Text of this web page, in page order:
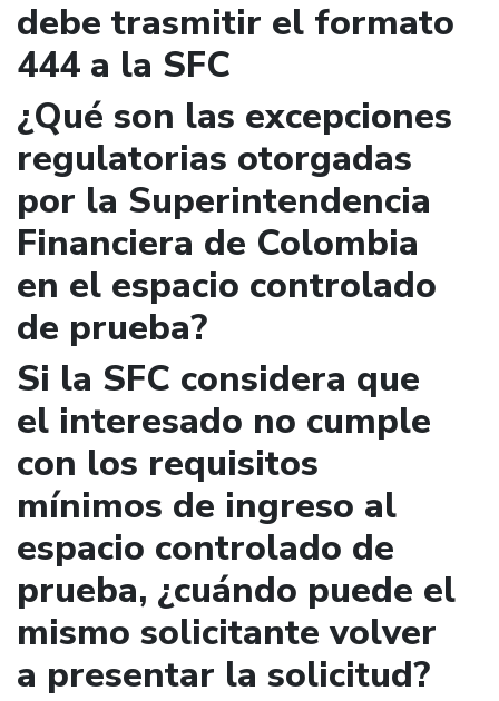
debe trasmitir el formato
444 a la SFC
¿Qué son las excepciones
regulatorias otorgadas
por la Superintendencia
Financiera de Colombia
en el espacio controlado
de prueba?
Si la SFC considera que
el interesado no cumple
con los requisitos
mínimos de ingreso al
espacio controlado de
prueba, ¿cuándo puede el
mismo solicitante volver
a presentar la solicitud?